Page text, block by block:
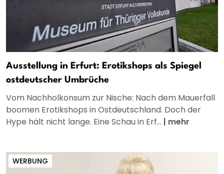
Ausstellung in Erfurt: Erotikshops als Spiegel
ostdeutscher Umbrüche
Vom Nachholkonsum zur Nische: Nach dem Mauerfall
boomen Erotikshops in Ostdeutschland. Doch der
Hype hält nicht lange. Eine Schau in Erf... | mehr
WERBUNG